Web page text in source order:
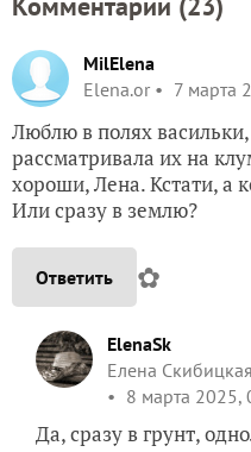
MilElena
Elena.or
7 марта
Люблю в полях
рассматривала их на
хороши, Лена. Кстати, а
Или сразу в землю?
Ответить ✿
ElenaSk
Елена Скибицкая
8 марта 2025,
Да, сразу в грунт,